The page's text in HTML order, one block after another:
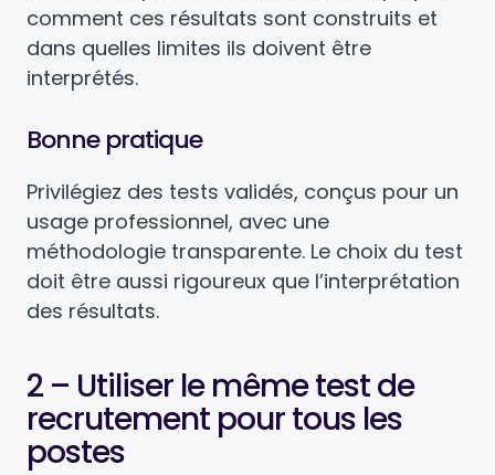
comment ces résultats sont construits et
dans quelles limites ils doivent être
interprétés.
Bonne pratique
Privilégiez des tests validés, conçus pour un
usage professionnel, avec une
méthodologie transparente. Le choix du test
doit être aussi rigoureux que l’interprétation
des résultats.
2 – Utiliser le même test de
recrutement pour tous les
postes